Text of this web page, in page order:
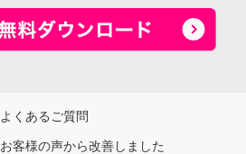
よくあるご質問
お客様の声から改善しました